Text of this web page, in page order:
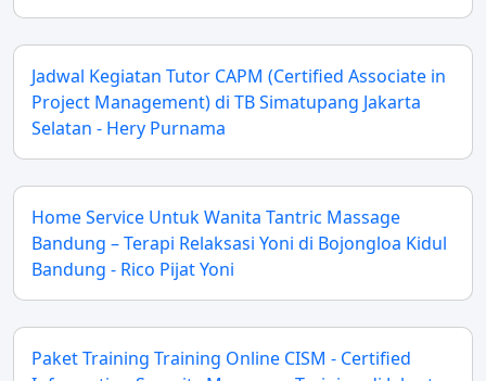
Jadwal Kegiatan Tutor CAPM (Certified Associate in
Project Management) di TB Simatupang Jakarta
Selatan - Hery Purnama
Home Service Untuk Wanita Tantric Massage
Bandung – Terapi Relaksasi Yoni di Bojongloa Kidul
Bandung - Rico Pijat Yoni
Paket Training Training Online CISM - Certified